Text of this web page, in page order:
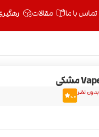
تماس با ما مقالات
بدون نظر 0.0